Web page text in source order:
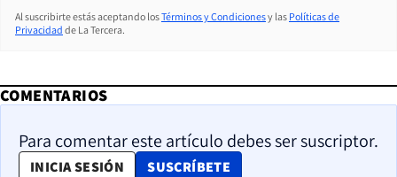
Al suscribirte estás aceptando losTérminos y Condicionesy las Políticas de
Privacidad de La Tercera.
COMENTARIOS
Para comentar este artículo debes ser suscriptor.
INICIA SESIÓN SUSCRÍBETE
OPENS IN NEW WINDOW